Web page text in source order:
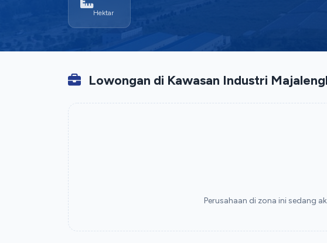
Hektar
Lowongan di Kawasan Industri
Perusahaan di zona ini sedang